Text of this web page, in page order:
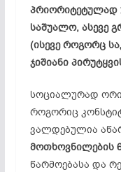
პრიორიტეტულად
საშუალო, ასევე
(ისევე როგორც
ჯიშიანი
სოციალურად
როგორიც
ვალდებულია
მოთხოვნილების
წარმოებასა და